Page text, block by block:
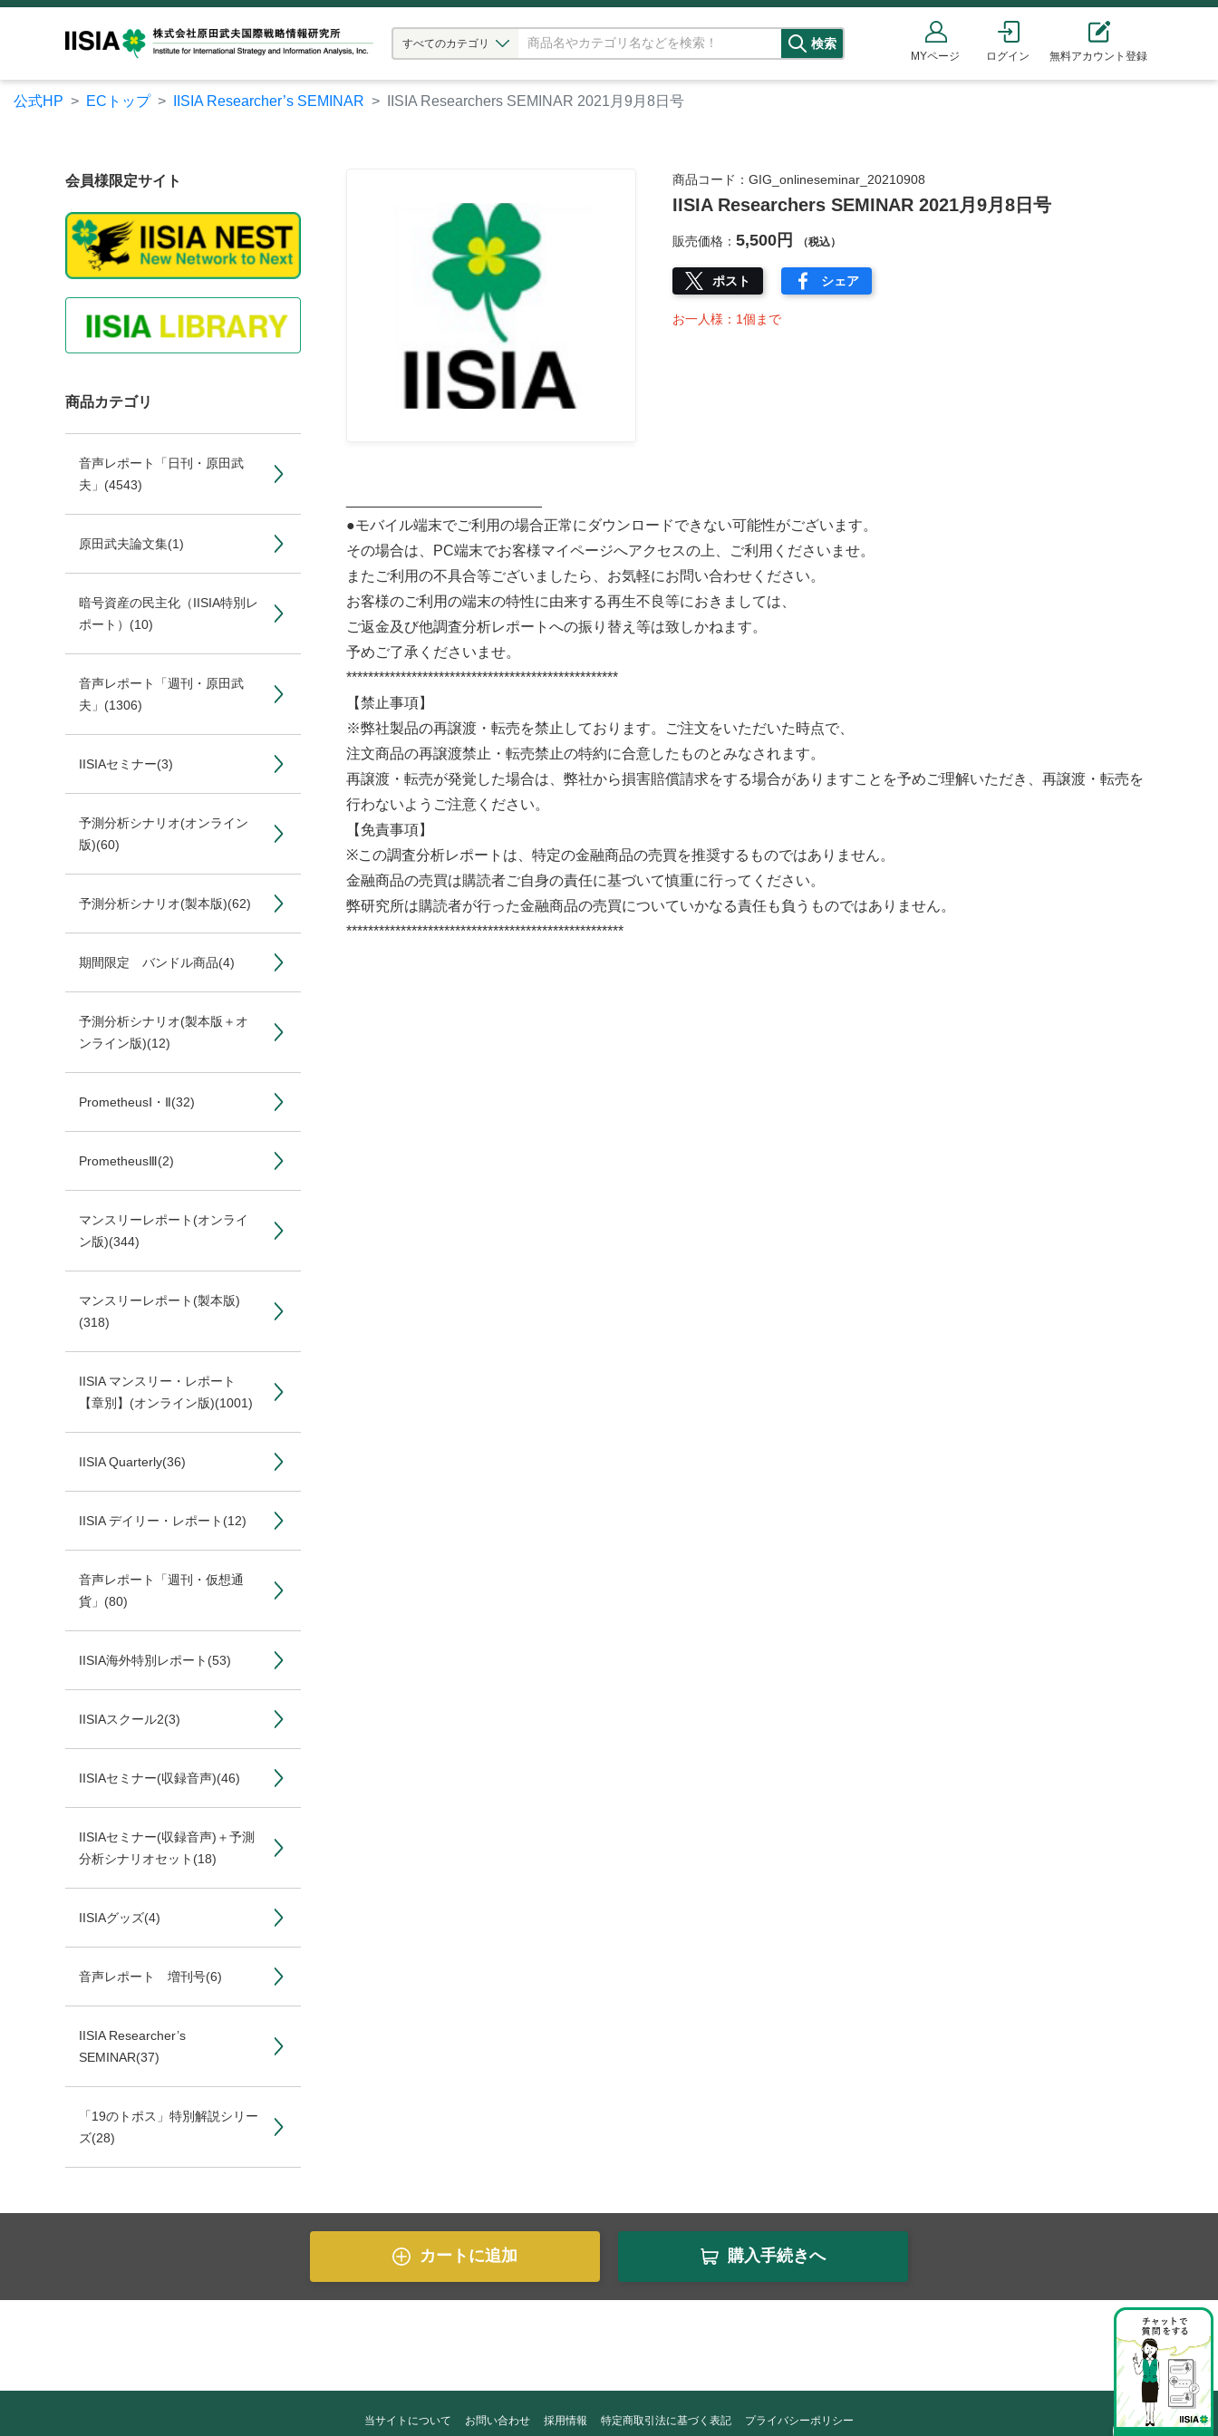
すべてのカテゴリ 検索
MYページ ログイン 無料アカウント登録
公式HP ECトップ IISIA Researcher’s SEMINAR IISIA Researchers SEMINAR 2021月9月8日号
会員様限定サイト
商品カテゴリ
音声レポート「日刊・原田武
夫」 (4543)
原田武夫論文集(1)
暗号資産の民主化（IISIA特別レ
ポート） (10)
音声レポート「週刊・原田武
夫」 (1306)
IISIAセミナー(3)
予測分析シナリオ(オンライン
版)(60)
予測分析シナリオ(製本版)(62)
期間限定 バンドル商品(4)
予測分析シナリオ(製本版＋オ
ンライン版)(12)
PrometheusⅠ・Ⅱ(32)
PrometheusⅢ(2)
マンスリーレポート(オンライ
ン版)(344)
マンスリーレポート(製本版)
(318)
IISIA マンスリー・レポート
【章別】(オンライン版)(1001)
IISIA Quarterly(36)
IISIA デイリー・レポート (12)
音声レポート「週刊・仮想通
貨」 (80)
IISIA海外特別レポート (53)
IISIAスクール2(3)
IISIAセミナー(収録音声)(46)
IISIAセミナー(収録音声)＋予測
分析シナリオセット (18)
IISIAグッズ(4)
音声レポート 増刊号(6)
IISIA Researcher’s
SEMINAR(37)
「19のトポス」特別解説シリー
ズ(28)
商品コード：GIG_onlineseminar_20210908
IISIA Researchers SEMINAR 2021月9月8日号
販売価格： 5,500円 （税込）
ポスト シェア
お一人様：1個まで
●モバイル端末でご利用の場合正常にダウンロードできない可能性がございます。
その場合は、PC端末でお客様マイページへアクセスの上、ご利用くださいませ。
またご利用の不具合等ございましたら、お気軽にお問い合わせください。
お客様のご利用の端末の特性に由来する再生不良等におきましては、
ご返金及び他調査分析レポートへの振り替え等は致しかねます。
予めご了承くださいませ。
**************************************************
【禁止事項】
※弊社製品の再譲渡・転売を禁止しております。ご注文をいただいた時点で、
注文商品の再譲渡禁止・転売禁止の特約に合意したものとみなされます。
再譲渡・転売が発覚した場合は、弊社から損害賠償請求をする場合がありますことを予めご理解いただき、再譲渡・転売を
行わないようご注意ください。
【免責事項】
※この調査分析レポートは、特定の金融商品の売買を推奨するものではありません。
金融商品の売買は購読者ご自身の責任に基づいて慎重に行ってください。
弊研究所は購読者が行った金融商品の売買についていかなる責任も負うものではありません。
***************************************************
カートに追加 購入手続きへ
当サイトについて お問い合わせ 採用情報 特定商取引法に基づく表記 プライバシーポリシー